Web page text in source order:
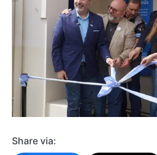
Share via: